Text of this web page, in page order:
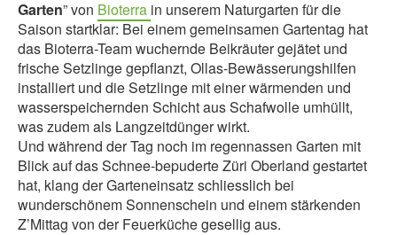
Garten” von Bioterra in unserem Naturgarten für die
Saison startklar: Bei einem gemeinsamen Gartentag hat
das Bioterra-Team wuchernde Beikräuter gejätet und
frische Setzlinge gepflanzt, Ollas-Bewässerungshilfen
installiert und die Setzlinge mit einer wärmenden und
wasserspeichernden Schicht aus Schafwolle umhüllt,
was zudem als Langzeitdünger wirkt.
Und während der Tag noch im regennassen Garten mit
Blick auf das Schnee-bepuderte Züri Oberland gestartet
hat, klang der Garteneinsatz schliesslich bei
wunderschönem Sonnenschein und einem stärkenden
Z’Mittag von der Feuerküche gesellig aus.